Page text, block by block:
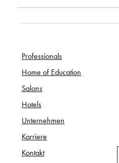
Professionals
Home of Education
Salons
Hotels
Unternehmen
Karriere
Kontakt